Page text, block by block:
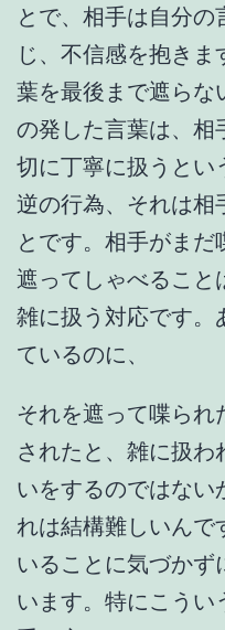
とで、相手は自分
じ、不信感を抱き
葉を最後まで遮らな
の発した言葉は、相
切に丁寧に扱うとい
逆の行為、それは相
とです。相手がまだ
遮ってしゃべること
雑に扱う対応です。
ているのに、
それを遮って喋られ
されたと、雑に扱わ
いをするのではない
れは結構難しいんで
いることに気づかず
います。特にこうい